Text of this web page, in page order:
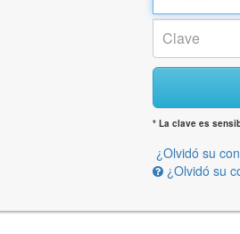
* La clave es
¿Olvidó su
¿Olvidó su